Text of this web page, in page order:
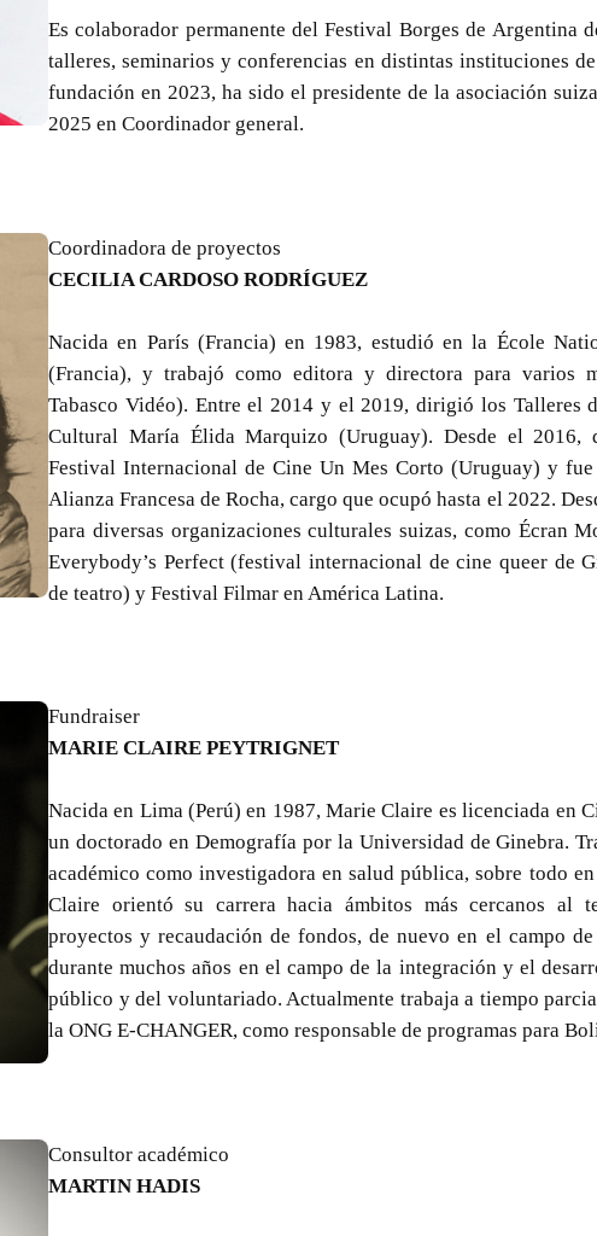
Es colaborador permanente del Festival Borges de Argentina
talleres, seminarios y conferencias en distintas instituciones
fundación en 2023, ha sido el presidente de la asociación
2025 en Coordinador general.
Coordinadora de proyectos
CECILIA CARDOSO RODRÍGUEZ
Nacida en París (Francia) en 1983, estudió en la École
(Francia), y trabajó como editora y directora para varios
Tabasco Vidéo). Entre el 2014 y el 2019, dirigió los Talleres
Cultural María Élida Marquizo (Uruguay). Desde el
Festival Internacional de Cine Un Mes Corto (Uruguay) y
Alianza Francesa de Rocha, cargo que ocupó hasta el 2022.
para diversas organizaciones culturales suizas, como Écran
Everybody’s Perfect (festival internacional de cine queer de
de teatro) y Festival Filmar en América Latina.
Fundraiser
MARIE CLAIRE PEYTRIGNET
Nacida en Lima (Perú) en 1987, Marie Claire es licenciada en
un doctorado en Demografía por la Universidad de Ginebra.
académico como investigadora en salud pública, sobre todo
Claire orientó su carrera hacia ámbitos más cercanos al
proyectos y recaudación de fondos, de nuevo en el campo
durante muchos años en el campo de la integración y el
público y del voluntariado. Actualmente trabaja a tiempo
la ONG E-CHANGER, como responsable de programas para
Consultor académico
MARTIN HADIS